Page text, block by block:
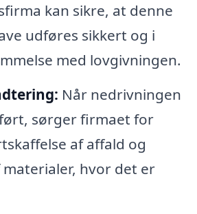
kan sikre, at denne
udføres sikkert og i
med lovgivningen.
Når nedrivningen
sørger firmaet for
af affald og
hvor det er